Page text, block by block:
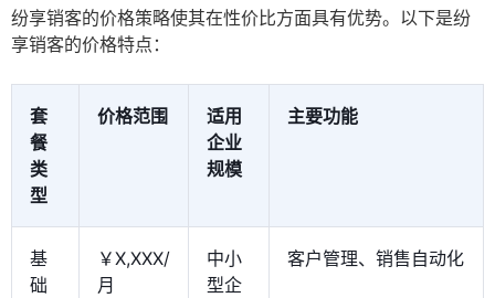
纷享销客的价格策略使其在性价比方面具有优势。以下是纷
享销客的价格特点：
套
餐
类
型
价格范围
适用
企业
规模
主要功能
基
础
￥X,XXX/
月
中小
型企
客户管理、销售自动化